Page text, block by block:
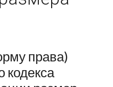
права)
кодекса